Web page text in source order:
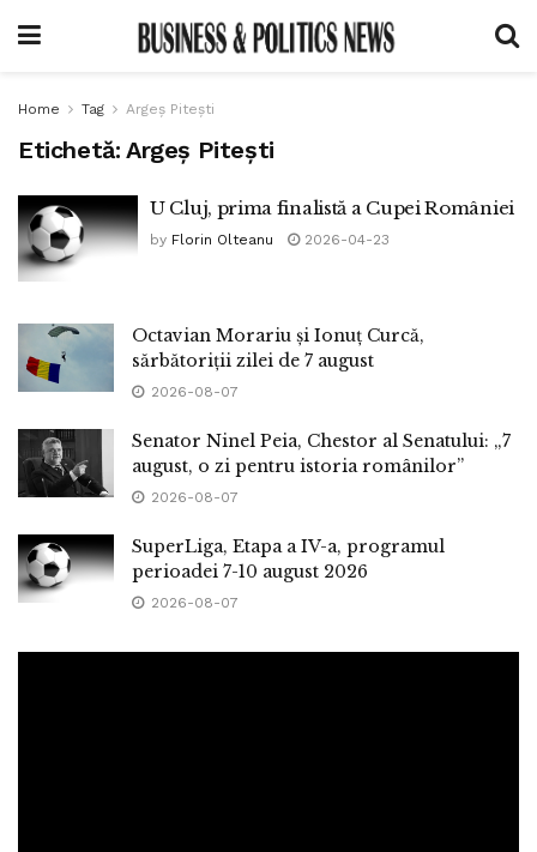
Home Tag Argeș Pitești
Etichetă: Argeș Pitești
U Cluj, prima finalistă a Cupei României
by Florin Olteanu 2026-04-23
Octavian Morariu și Ionuț Curcă,
sărbătoriții zilei de 7 august
2026-08-07
Senator Ninel Peia, Chestor al Senatului: „7
august, o zi pentru istoria românilor”
2026-08-07
SuperLiga, Etapa a IV-a, programul
perioadei 7-10 august 2026
2026-08-07